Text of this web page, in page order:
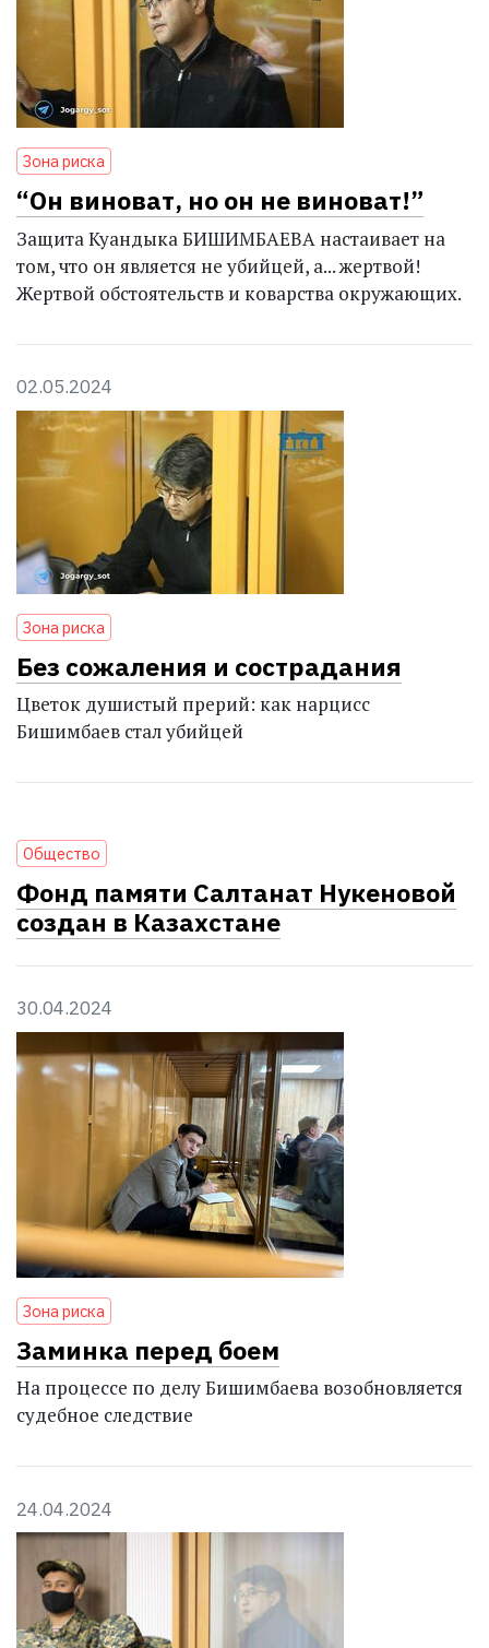
Зона риска
“Он виноват, но он не виноват!”
Защита Куандыка БИШИМБАЕВА настаивает на
том, что он является не убийцей, а... жертвой!
Жертвой обстоятельств и коварства окружающих.
02.05.2024
Зона риска
Без сожаления и сострадания
Цветок душистый прерий: как нарцисс
Бишимбаев стал убийцей
Общество
Фонд памяти Салтанат Нукеновой
создан в Казахстане
30.04.2024
Зона риска
Заминка перед боем
На процессе по делу Бишимбаева возобновляется
судебное следствие
24.04.2024